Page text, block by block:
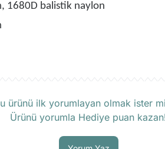
1680D balistik naylon
ürünü ilk yorumlayan olmak ister
Ürünü yorumla Hediye puan